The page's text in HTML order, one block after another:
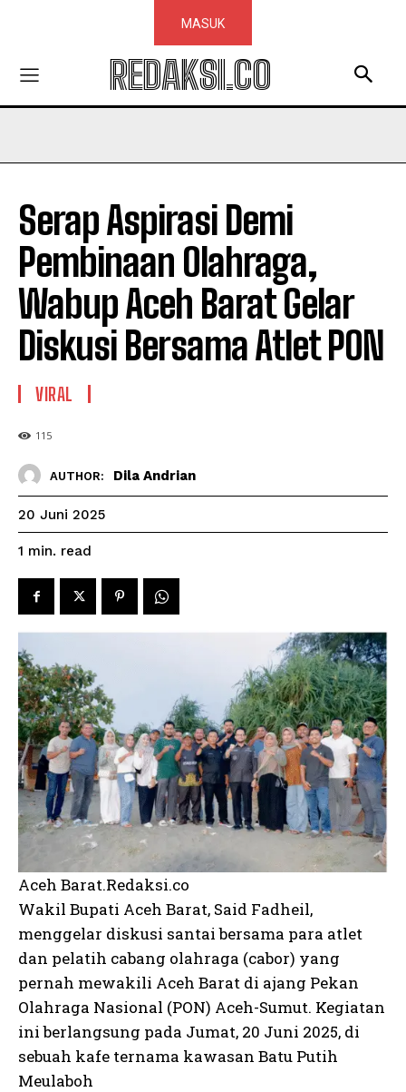
MASUK
REDAKSI.CO
Serap Aspirasi Demi
Pembinaan Olahraga,
Wabup Aceh Barat Gelar
Diskusi Bersama Atlet PON
VIRAL
115
AUTHOR: Dila Andrian
20 Juni 2025
1 min. read
Aceh Barat.Redaksi.co
Wakil Bupati Aceh Barat, Said Fadheil,
menggelar diskusi santai bersama para atlet
dan pelatih cabang olahraga (cabor) yang
pernah mewakili Aceh Barat di ajang Pekan
Olahraga Nasional (PON) Aceh-Sumut. Kegiatan
ini berlangsung pada Jumat, 20 Juni 2025, di
sebuah kafe ternama kawasan Batu Putih
Meulaboh